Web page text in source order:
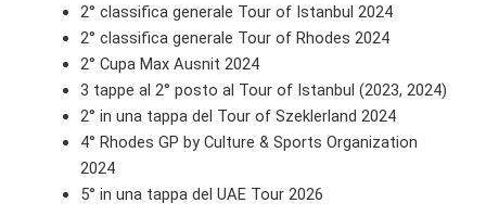
2° classifica generale Tour of Istanbul 2024
2° classifica generale Tour of Rhodes 2024
2° Cupa Max Ausnit 2024
3 tappe al 2° posto al Tour of Istanbul (2023, 2024)
2° in una tappa del Tour of Szeklerland 2024
4° Rhodes GP by Culture & Sports Organization
2024
5° in una tappa del UAE Tour 2026